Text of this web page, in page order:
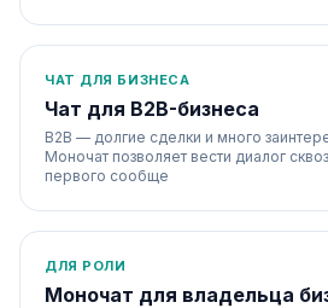
ЧАТ ДЛЯ БИЗНЕСА
Чат для B2B-бизнеса
B2B — долгие сделки и много
Моночат позволяет вести диалог
первого сообще
ДЛЯ РОЛИ
Моночат для владельца